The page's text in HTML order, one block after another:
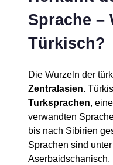
Sprache –
Türkisch?
Die Wurzeln der
Zentralasien.
Turksprachen,
verwandten
bis nach Sibirien
Sprachen sind
Aserbaidschanisch,